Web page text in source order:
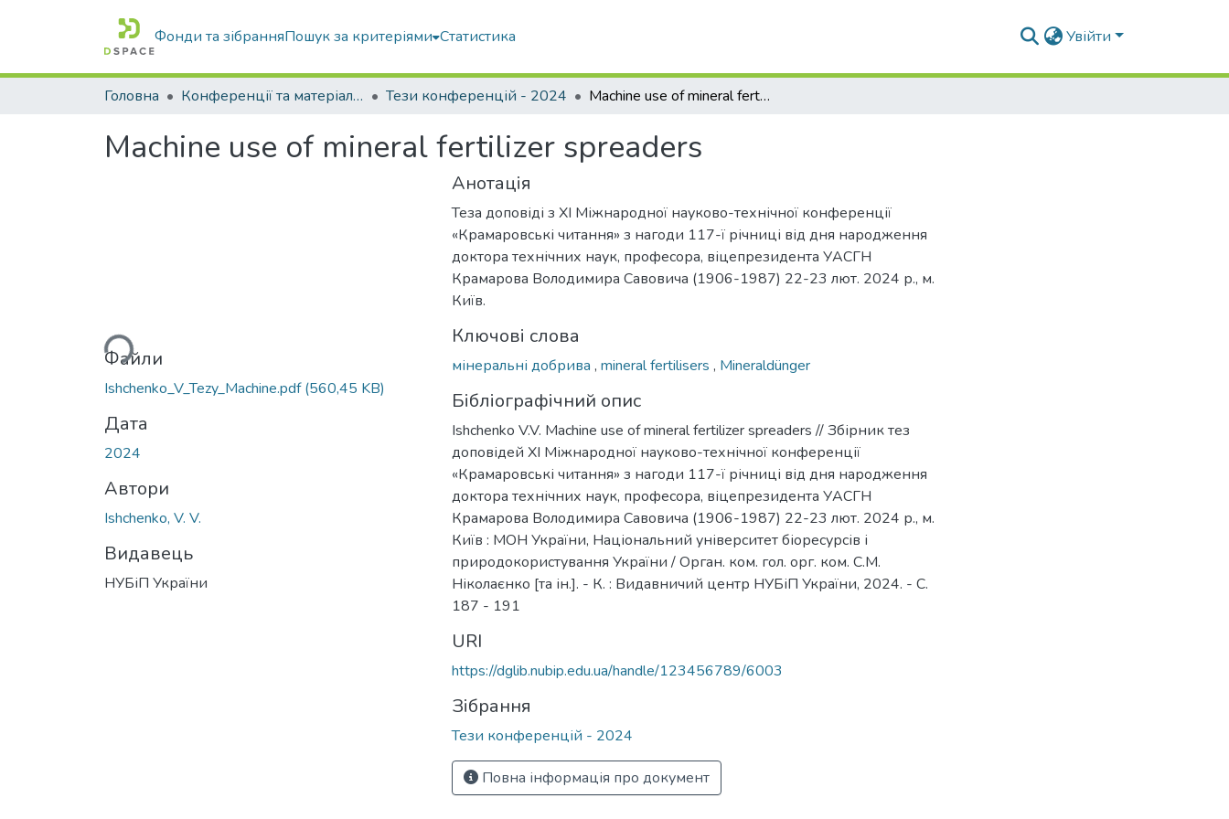
Фонди та зібранняПошук за критеріями Статистика Увійти
Головна Конференції та матеріали конференцій Тези конференцій - 2024 Machine use of mineral fertilizer spreaders
Machine use of mineral fertilizer spreaders
Вантажиться...Файли
Ishchenko_V_Tezy_Machine.pdf(560,45 KB)
Дата
2024
Автори
Ishchenko, V. V.
Видавець
НУБіП України
Анотація
Теза доповіді з ХІ Міжнародної науково-технічної конференції
«Крамаровські читання» з нагоди 117-ї річниці від дня народження
доктора технічних наук, професора, віцепрезидента УАСГН
Крамарова Володимира Савовича (1906-1987) 22-23 лют. 2024 р., м.
Київ.
Ключові слова
мінеральні добрива , mineral fertilisers , Mineraldünger
Бібліографічний опис
Ishchenko V.V. Machine use of mineral fertilizer spreaders // Збірник тез
доповідей ХI Міжнародної науково-технічної конференції
«Крамаровські читання» з нагоди 117-ї річниці від дня народження
доктора технічних наук, професора, віцепрезидента УАСГН
Крамарова Володимира Савовича (1906-1987) 22-23 лют. 2024 р., м.
Київ : МОН України, Національний університет біоресурсів і
природокористування України / Орган. ком. гол. орг. ком. С.М.
Ніколаєнко [та ін.]. - К. : Видавничий центр НУБіП України, 2024. - С.
187 - 191
URI
https://dglib.nubip.edu.ua/handle/123456789/6003
Зібрання
Тези конференцій - 2024
Повна інформація про документ